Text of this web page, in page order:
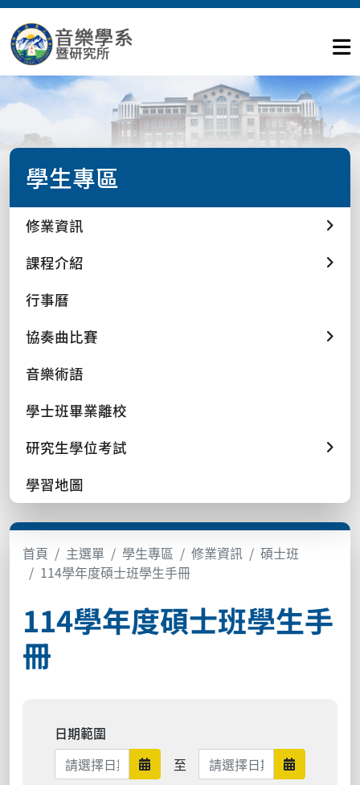
學生專區
修業資訊
課程介紹
行事曆
協奏曲比賽
音樂術語
學士班畢業離校
研究生學位考試
學習地圖
首頁 主選單 學生專區 修業資訊
碩士班
114學年度碩士班學生手冊
114學年度碩士班學生手
冊
日期範圍
日期範圍開始
至 日期範圍結束 日期範圍